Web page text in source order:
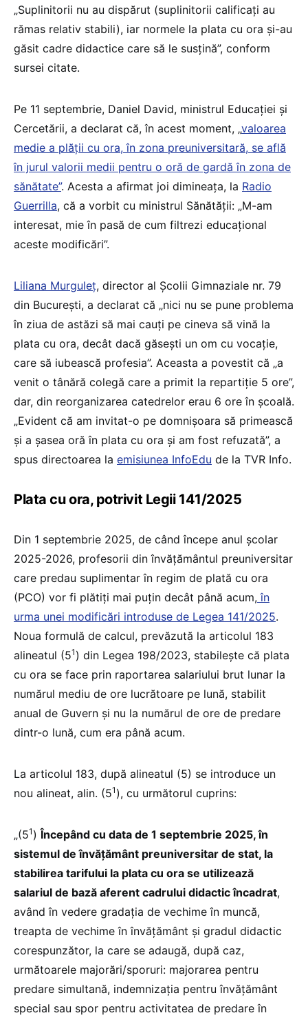
„Suplinitorii nu au dispărut (suplinitorii calificați au
rămas relativ stabili), iar normele la plata cu ora și-au
găsit cadre didactice care să le susțină”, conform
sursei citate.
Pe 11 septembrie, Daniel David, ministrul Educației și
Cercetării, a declarat că, în acest moment, „valoarea
medie a plății cu ora, în zona preuniversitară, se află
în jurul valorii medii pentru o oră de gardă în zona de
sănătate”. Acesta a afirmat joi dimineața, la Radio
Guerrilla, că a vorbit cu ministrul Sănătății: „M-am
interesat, mie în pasă de cum filtrezi educațional
aceste modificări”.
Liliana Murguleț, director al Școlii Gimnaziale nr. 79
din București, a declarat că „nici nu se pune problema
în ziua de astăzi să mai cauți pe cineva să vină la
plata cu ora, decât dacă găsești un om cu vocație,
care să iubească profesia”. Aceasta a povestit că „a
venit o tânără colegă care a primit la repartiție 5 ore”,
dar, din reorganizarea catedrelor erau 6 ore în școală.
„Evident că am invitat-o pe domnișoara să primească
și a șasea oră în plata cu ora și am fost refuzată”, a
spus directoarea la emisiunea InfoEdu de la TVR Info.
Plata cu ora, potrivit Legii 141/2025
Din 1 septembrie 2025, de când începe anul școlar
2025-2026, profesorii din învățământul preuniversitar
care predau suplimentar în regim de plată cu ora
(PCO) vor fi plătiți mai puțin decât până acum, în
urma unei modificări introduse de Legea 141/2025.
Noua formulă de calcul, prevăzută la articolul 183
alineatul (51 ) din Legea 198/2023, stabilește că plata
cu ora se face prin raportarea salariului brut lunar la
numărul mediu de ore lucrătoare pe lună, stabilit
anual de Guvern și nu la numărul de ore de predare
dintr-o lună, cum era până acum.
La articolul 183, după alineatul (5) se introduce un
nou alineat, alin. (51 ), cu următorul cuprins:
„(51 )Începând cu data de 1 septembrie 2025, în
sistemul de învățământ preuniversitar de stat, la
stabilirea tarifului la plata cu ora se utilizează
salariul de bază aferent cadrului didactic încadrat,
având în vedere gradația de vechime în muncă,
treapta de vechime în învățământ și gradul didactic
corespunzător, la care se adaugă, după caz,
următoarele majorări/sporuri: majorarea pentru
predare simultană, indemnizația pentru învățământ
special sau spor pentru activitatea de predare în